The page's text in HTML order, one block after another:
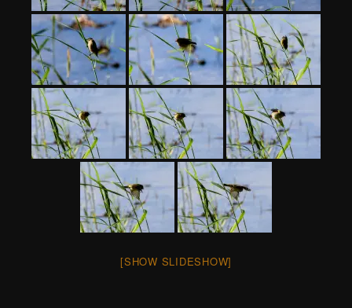
[SHOW SLIDESHOW]